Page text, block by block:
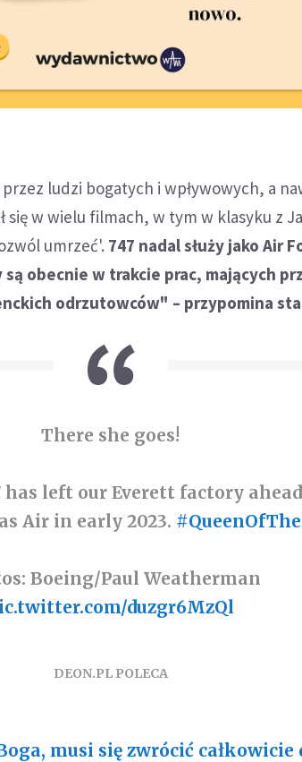
ludzi bogatych i wpływowych, a
się w wielu filmach, w tym w klasyku z
umrzeć'. 747 nadal służy jako Air
obecnie w trakcie prac, mających
odrzutowców" – przypomina
There she goes!
has left our Everett factory
Air in early 2023.
Boeing/Paul Weatherman
duzgr6MzQl
DEON.PL POLECA
musi się zwrócić całkowicie